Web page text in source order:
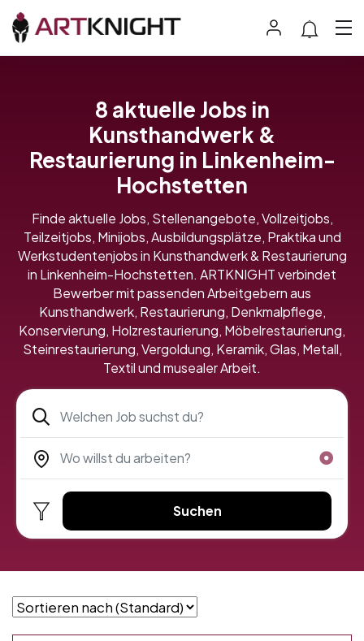
8 aktuelle Jobs in
Kunsthandwerk &
Restaurierung in Linkenheim-
Hochstetten
Finde aktuelle Jobs, Stellenangebote, Vollzeitjobs,
Teilzeitjobs, Minijobs, Ausbildungsplätze, Praktika und
Werkstudentenjobs in Kunsthandwerk & Restaurierung
in Linkenheim-Hochstetten. ARTKNIGHT verbindet
Bewerber mit passenden Arbeitgebern aus
Kunsthandwerk, Restaurierung, Denkmalpflege,
Konservierung, Holzrestaurierung, Möbelrestaurierung,
Steinrestaurierung, Vergoldung, Keramik, Glas, Metall,
Textil und musealer Arbeit.
Suchen